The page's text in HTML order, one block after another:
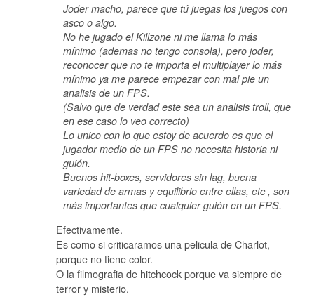
Joder macho, parece que tú juegas los juegos con
asco o algo.
No he jugado el Killzone ni me llama lo más
mínimo (ademas no tengo consola), pero joder,
reconocer que no te importa el multiplayer lo más
mínimo ya me parece empezar con mal pie un
analisis de un FPS.
(Salvo que de verdad este sea un analisis troll, que
en ese caso lo veo correcto)
Lo unico con lo que estoy de acuerdo es que el
jugador medio de un FPS no necesita historia ni
guión.
Buenos hit-boxes, servidores sin lag, buena
variedad de armas y equilibrio entre ellas, etc , son
más importantes que cualquier guión en un FPS.
Efectivamente.
Es como si criticaramos una pelicula de Charlot,
porque no tiene color.
O la filmografia de hitchcock porque va siempre de
terror y misterio.